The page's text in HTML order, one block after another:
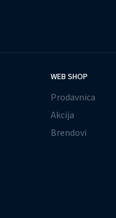
WEB SHOP
Prodavnica
Akcija
Brendovi